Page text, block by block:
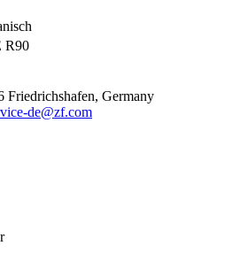
R90
Friedrichshafen, Germany
de@zf.com